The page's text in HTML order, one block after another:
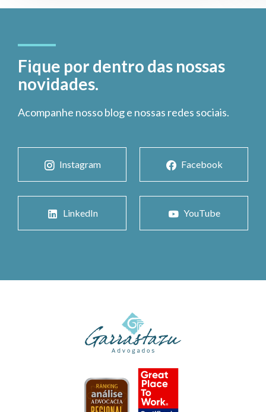
Fique por dentro das nossas
novidades.
Acompanhe nosso blog e nossas redes sociais.
Instagram Facebook
LinkedIn YouTube